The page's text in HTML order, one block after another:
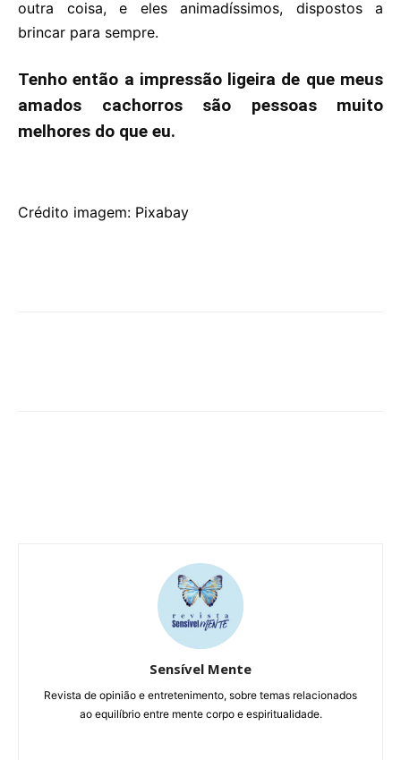
outra coisa, e eles animadíssimos, dispostos a
brincar para sempre.
Tenho então a impressão ligeira de que meus
amados cachorros são pessoas muito
melhores do que eu.
Crédito imagem: Pixabay
Sensível Mente
Revista de opinião e entretenimento, sobre temas relacionados
ao equilíbrio entre mente corpo e espiritualidade.